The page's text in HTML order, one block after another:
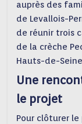
auprès des
de Levallois-
de réunir trois
de la crèche
Hauts-de-
Une
le projet
Pour clôturer le